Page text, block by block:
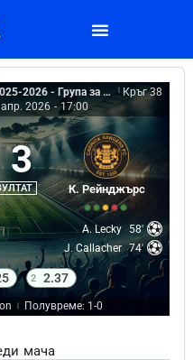
Северна Ирландия: Премиършип 2025-2026 - Група за изпадащи
Кръг 38
2026 - 17:00
3
К. Рейнджърс
A. Lecky
58'
J. Callacher 74'
2 2.37
Полувреме: 1-0
мача